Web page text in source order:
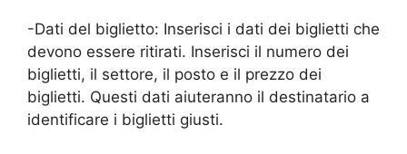
-Dati del biglietto: Inserisci i dati dei biglietti che
devono essere ritirati. Inserisci il numero dei
biglietti, il settore, il posto e il prezzo dei
biglietti. Questi dati aiuteranno il destinatario a
identificare i biglietti giusti.